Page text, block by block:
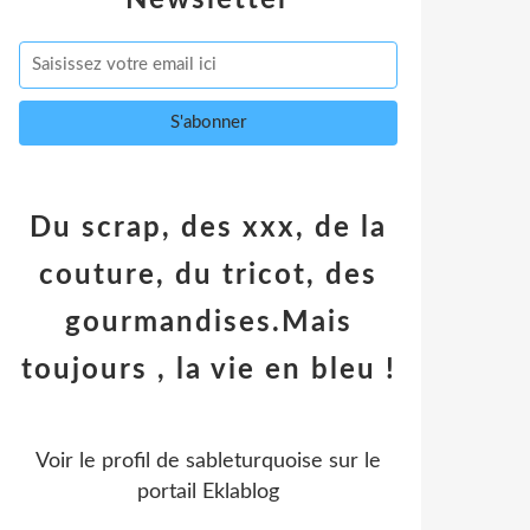
Du scrap, des xxx, de la
couture, du tricot, des
gourmandises.Mais
toujours , la vie en bleu !
Voir le profil de sableturquoise sur le
portail Eklablog